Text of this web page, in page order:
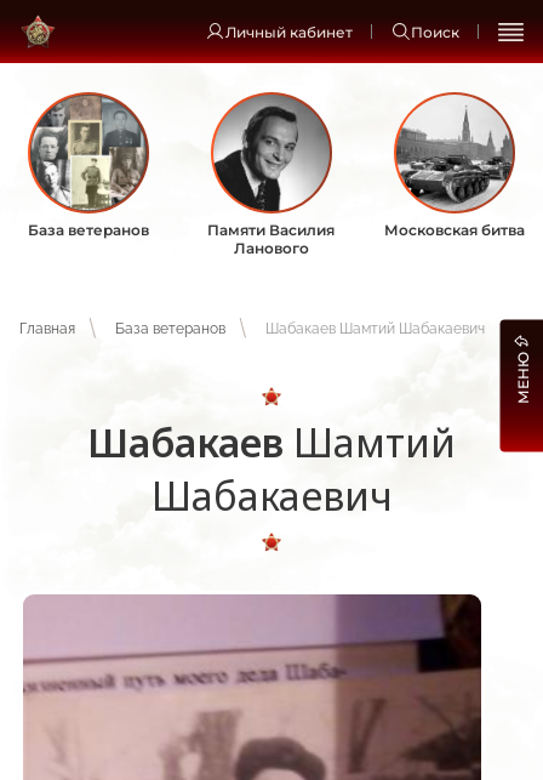
Личный кабинет Поиск
База ветеранов
Памяти Василия
Ланового
Московская битва
Главная База ветеранов Шабакаев Шамтий Шабакаевич
Шабакаев Шамтий
Шабакаевич
МЕНЮ